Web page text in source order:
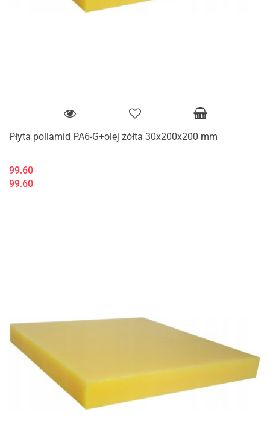
Płyta poliamid PA6-G+olej żółta 30x200x200 mm
99.60
99.60